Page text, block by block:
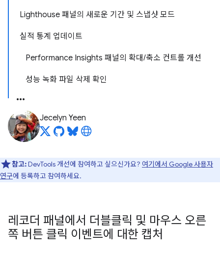
Lighthouse 패널의 새로운 기간 및 스냅샷 모드
실적 통계 업데이트
Performance Insights 패널의 확대/축소 컨트롤 개선
성능 녹화 파일 삭제 확인
Jecelyn Yeen
참고:DevTools 개선에 참여하고 싶으신가요? 여기에서 Google 사용자
연구에 등록하고 참여하세요.
레코더 패널에서 더블클릭 및 마우스 오른
쪽 버튼 클릭 이벤트에 대한 캡처